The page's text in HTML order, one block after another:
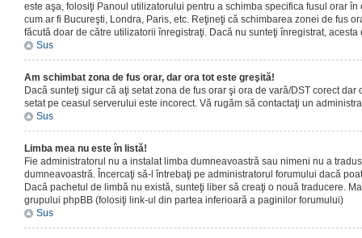
este aşa, folosiţi Panoul utilizatorului pentru a schimba specifica fusul orar
cum ar fi Bucureşti, Londra, Paris, etc. Reţineţi că schimbarea zonei de fus
făcută doar de către utilizatorii înregistraţi. Dacă nu sunteţi înregistrat, acesta
Sus
Am schimbat zona de fus orar, dar ora tot este greşită!
Dacă sunteţi sigur că aţi setat zona de fus orar şi ora de vară/DST corect
setat pe ceasul serverului este incorect. Vă rugăm să contactaţi un
Sus
Limba mea nu este în listă!
Fie administratorul nu a instalat limba dumneavoastră sau nimeni nu a
dumneavoastră. Încercaţi să-l întrebaţi pe administratorul forumului dacă
Dacă pachetul de limbă nu există, sunteţi liber să creaţi o nouă traducere.
grupului phpBB (folosiţi link-ul din partea inferioară a paginilor forumului)
Sus